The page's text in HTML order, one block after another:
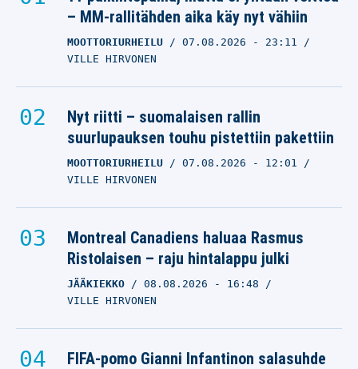
– MM-rallitähden aika käy nyt vähiin
MOOTTORIURHEILU 07.08.2026 - 23:11
VILLE HIRVONEN
Nyt riitti – suomalaisen rallin
suurlupauksen touhu pistettiin pakettiin
MOOTTORIURHEILU 07.08.2026 - 12:01
VILLE HIRVONEN
Montreal Canadiens haluaa Rasmus
Ristolaisen – raju hintalappu julki
JÄÄKIEKKO 08.08.2026 - 16:48
VILLE HIRVONEN
FIFA-pomo Gianni Infantinon salasuhde